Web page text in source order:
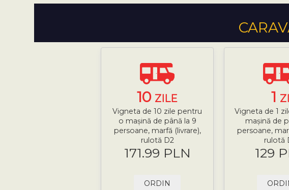
10 ZILE
Vigneta de 10 zile pentru
o mașină de până la 9
persoane, marfă (livrare),
rulotă D2
171.99 PLN
ORDIN
1 ZI
Vigneta de 1
mașină de
persoane,
rulotă
129